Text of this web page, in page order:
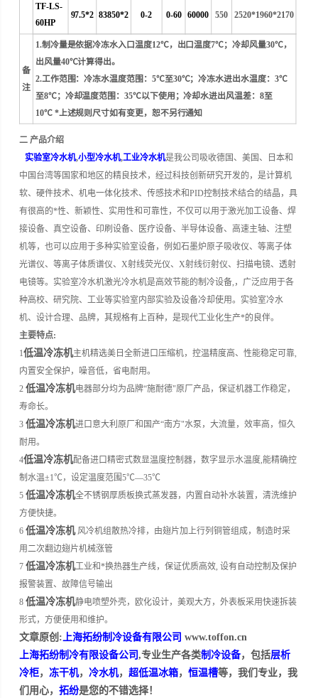
TF-LS-
60HP
97.5*2 83850*2 0-2 0-60 60000 550 2520*1960*2170
备
注
1.制冷量是依据冷冻水入口温度12℃，出口温度7℃；冷却风量30℃，
出风量40℃计算得出。
2.工作范围：冷冻水温度范围：5℃至30℃；冷冻水进出水温度：3℃
至8℃；冷却温度范围：35℃以下使用；冷却水进出风温差：8至
10℃ *上述规则尺寸如有变更，恕不另行通知
二 产品介绍
实验室冷水机,小型冷水机,工业冷水机是我公司吸收德国、美国、日本和
中国台湾等国家和地区的精良技术，经过科技创新研究开发的，是计算机
软、硬件技术、机电一体化技术、传感技术和PID控制技术结合的结晶，具
有很高的*性、新颖性、实用性和可靠性，不仅可以用于激光加工设备、焊
接设备、真空设备、印刷设备、医疗设备、半导体设备、高速主轴、注塑
机等，也可以应用于多种实验室设备，例如石墨炉原子吸收仪、等离子体
光谱仪、等离子体质谱仪、X射线荧光仪、X射线衍射仪、扫描电镜、透射
电镜等。 实验室冷水机激光冷水机是高效节能的制冷设备,，广泛应用于各
种高校、研究院、工业等实验室内部实验及设备冷却使用。 实验室冷水
机、设计合理、品牌，其规格有上百种，是现代工业化生产*的良伴。
主要特点:
1低温冷冻机主机精选美日全新进口压缩机，控温精度高、性能稳定可靠,
内置安全保护，噪音低，省电耐用。
2低温冷冻机电器部分均为品牌“施耐德"原厂产品，保证机器工作稳定，
寿命长。
3低温冷冻机进口意大利原厂和国产“南方"水泵，大流量，效率高，恒久
耐用。
4低温冷冻机配备进口精密式数显温度控制器，数字显示水温度,能精确控
制水温±1℃，设定温度范围5℃—35℃
5 低温冷冻机全不锈钢厚质板换式蒸发器，内置自动补水装置，清洗维护
方便快捷。
6 低温冷冻机 风冷机组散热冷排，由翅片加上行列铜管组成，制造时采
用二次翻边翅片机械涨管
7低温冷冻机工业和*换热器生产线，保证优质高效, 设有自动控制及保护
报警装置、故障信号输出
8低温冷冻机静电喷塑外壳，欧化设计，美观大方，外表板采用快速拆装
形式，方便使用和维护。
文章原创:上海拓纷制冷设备有限公司 www.toffon.cn
上海拓纷制冷有限设备公司,专业生产各类制冷设备，包括层析
冷柜， 冻干机，冷水机，超低温冰箱，恒温槽等，我们专业，我
们用心，拓纷是您的不错选择！